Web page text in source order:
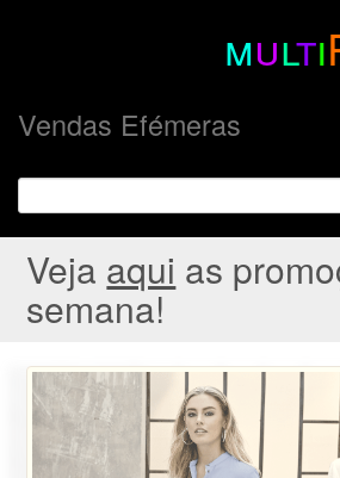
multi
Vendas Efémeras
Veja aqui as
semana!